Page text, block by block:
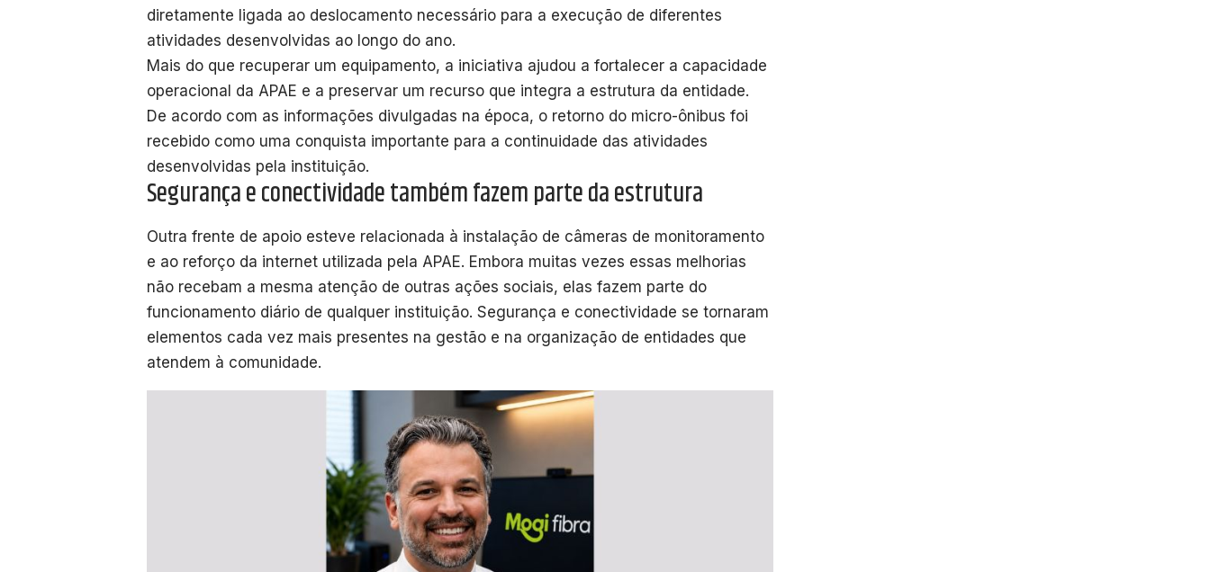
diretamente ligada ao deslocamento necessário para a execução de diferentes
atividades desenvolvidas ao longo do ano.
Mais do que recuperar um equipamento, a iniciativa ajudou a fortalecer a capacidade
operacional da APAE e a preservar um recurso que integra a estrutura da entidade.
De acordo com as informações divulgadas na época, o retorno do micro-ônibus foi
recebido como uma conquista importante para a continuidade das atividades
desenvolvidas pela instituição.
Segurança e conectividade também fazem parte da estrutura
Outra frente de apoio esteve relacionada à instalação de câmeras de monitoramento
e ao reforço da internet utilizada pela APAE. Embora muitas vezes essas melhorias
não recebam a mesma atenção de outras ações sociais, elas fazem parte do
funcionamento diário de qualquer instituição. Segurança e conectividade se tornaram
elementos cada vez mais presentes na gestão e na organização de entidades que
atendem à comunidade.